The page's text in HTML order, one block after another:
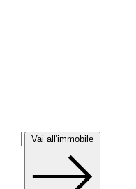
Vai all'immobile